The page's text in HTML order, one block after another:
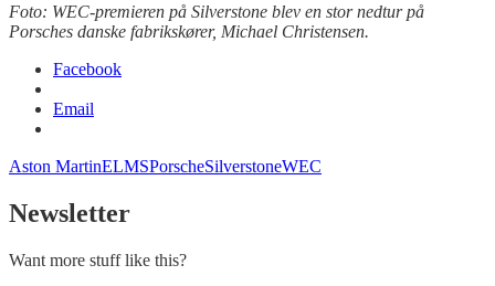
Foto: WEC-premieren på Silverstone blev en stor nedtur på
Porsches danske fabrikskører, Michael Christensen.
Facebook
Email
Aston MartinELMSPorscheSilverstoneWEC
Newsletter
Want more stuff like this?